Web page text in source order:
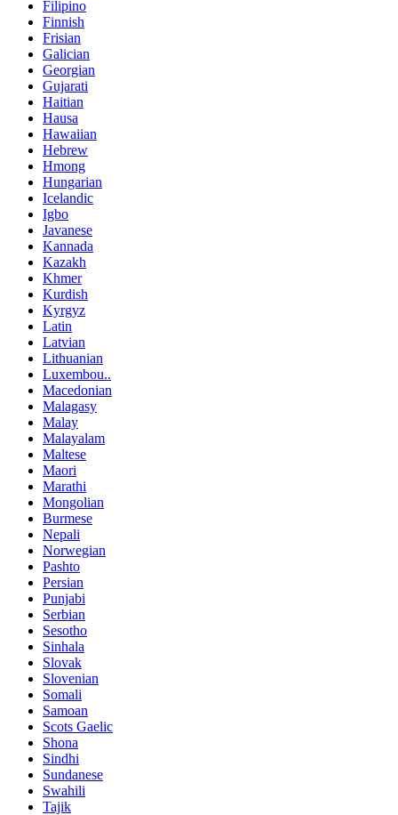
Filipino
Finnish
Frisian
Galician
Georgian
Gujarati
Haitian
Hausa
Hawaiian
Hebrew
Hmong
Hungarian
Icelandic
Igbo
Javanese
Kannada
Kazakh
Khmer
Kurdish
Kyrgyz
Latin
Latvian
Lithuanian
Luxembou..
Macedonian
Malagasy
Malay
Malayalam
Maltese
Maori
Marathi
Mongolian
Burmese
Nepali
Norwegian
Pashto
Persian
Punjabi
Serbian
Sesotho
Sinhala
Slovak
Slovenian
Somali
Samoan
Scots Gaelic
Shona
Sindhi
Sundanese
Swahili
Tajik